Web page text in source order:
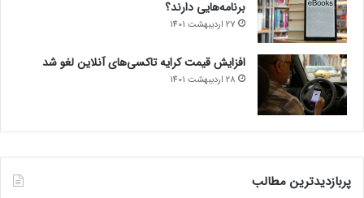
برنامه‌هایی دارند؟
27 اردیبهشت 1401
افزایش قیمت کرایه تاکسی‌های آنلاین لغو شد
28 اردیبهشت 1401
پربازدیدترین مطالب